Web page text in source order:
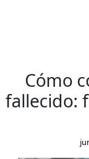
Cómo
fallecido: